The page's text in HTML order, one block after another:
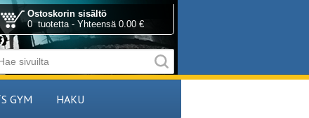
Ostoskorin sisältö
0 tuotetta - Yhteensä 0.00 €
GYM HAKU